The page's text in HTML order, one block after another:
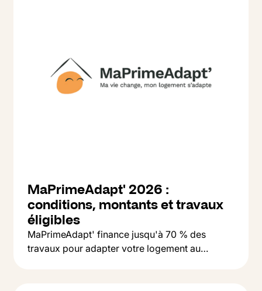
MaPrimeAdapt' 2026 :
conditions, montants et travaux
éligibles
MaPrimeAdapt' finance jusqu'à 70 % des
travaux pour adapter votre logement au